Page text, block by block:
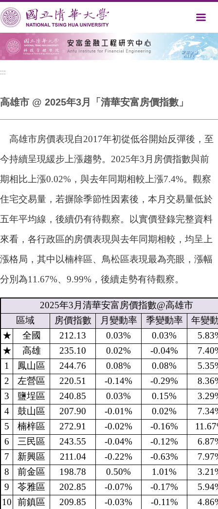
跳
到
主
要
內
容
:::
高雄市 @ 2025年3月「清華安富房價指數」
高雄市房價表現自2017年初從低谷開始反彈後，至
今持續呈現緩步上漲趨勢。2025年3月房價指數與前
期相比上漲0.02%，與去年同期相較上漲7.4%。觀察
住宅交易量，若摒除季節性因素後，本月交易量低於
五年平均線，後續仍有待觀察。以實價登錄完整資料
來看，各行政區的房價表現與去年同期相較，均呈上
漲格局，其中以楠梓區、鳥松區表現最為亮眼，漲幅
分別為11.67%、9.99%，後續走勢有待觀察。
2025年3 月清華安富房價指數@高雄市
區域
房價指數 月變動率 季變動率
年變
★
全國 212.13 0.03% 0.03%
★
高雄 235.10 0.02% -0.04%
1
鳳山區 244.76 0.08% 0.08%
2
左營區 220.51 -0.14% -0.29%
3
鹽埕區 240.85 0.03% 0.15%
4
鼓山區 207.90 -0.01% 0.02%
5
楠梓區 272.91 -0.02% -0.16%
6
三民區 243.55 -0.04% -0.12%
7
新興區 211.04 -0.22% -0.63%
8
前金區 198.78 0.50% 1.01%
9
苓雅區 202.85 -0.07% -0.17%
10
前鎮區 209.85 -0.03% -0.11%